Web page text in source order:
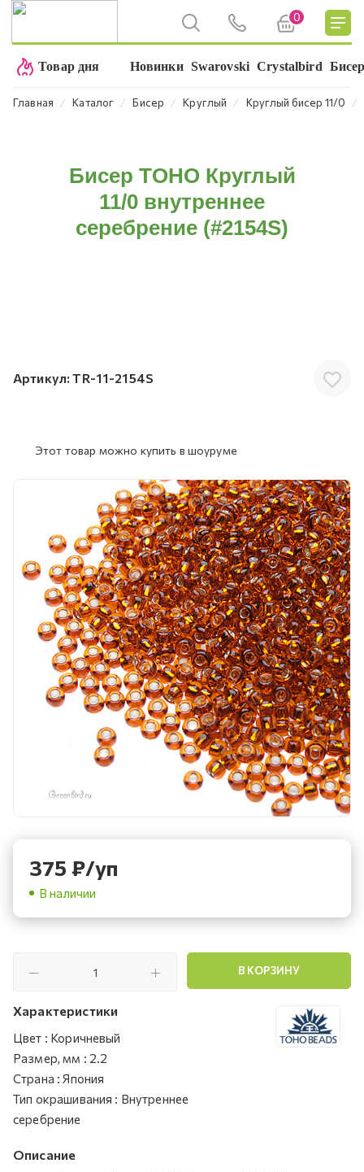
0
Товар дня Новинки Swarovski Crystalbird
Главная ⁄ Каталог ⁄ Бисер ⁄ Круглый ⁄ Круглый бисер 11/0 ⁄
Бисер TOHO Круглый
11/0 внутреннее
серебрение (#2154S)
Артикул: TR-11-2154S
Этот товар можно купить в шоуруме
375 ₽/уп
В наличии
В КОРЗИНУ
Характеристики
Цвет : Коричневый
Размер, мм : 2.2
Страна : Япония
Тип окрашивания : Внутреннее
серебрение
Описание